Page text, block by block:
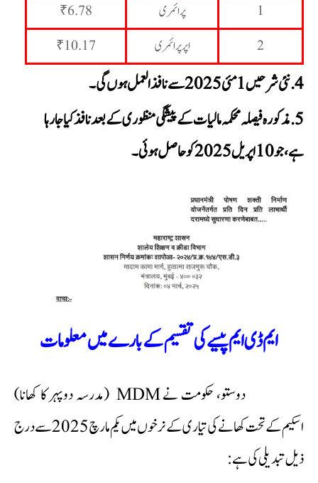
1 پرائمری
₹6.78
2
اپر پرائمری ₹10.17
نئی شرحیں 1 مئی 2025 سے نافذ العمل ہوں گی۔
مذکورہ فیصلہ محکمہ مالیات کے پیشگی منظوری کے بعد نافذ کیا جا رہا
ہے، جو 10 اپریل 2025 کو حاصل ہوئی۔
ایم ڈی ایم پیسے کی تقسیم کے بارے میں معلومات
دوستو، حکومت نے MDM (مدرسہ دوپہر کا کھانا)
اسکیم کے تحت کھانے کی تیاری کے نرخوں میں یکم مارچ 2025 سے درج
ذیل تبدیلی کی ہے: